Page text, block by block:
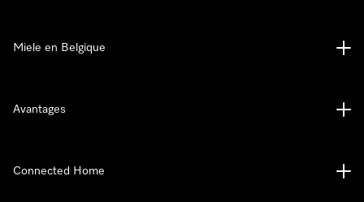
Miele en Belgique
Avantages
Connected Home